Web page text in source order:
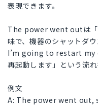
表現できます。
The power went outは「
味で、機器のシャットダ
I’m going to restart my
再起動します」という流れ
例文
A: The power went